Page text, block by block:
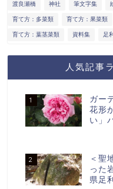
渡良瀬橋 神社 筆文字集
育て方：多菜類 育て方：果菜類
育て方：葉茎菜類 資料集 足
人気記事
1
ガー
花形
い」
2
＜聖
った
県足